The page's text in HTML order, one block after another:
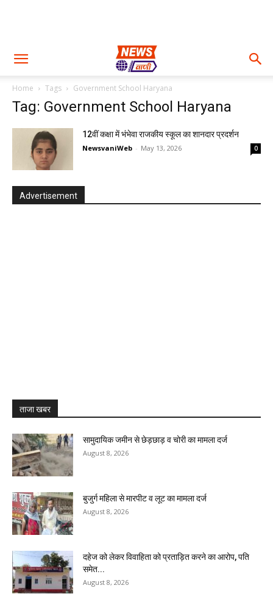
Home Tags Government School Haryana
Tag: Government School Haryana
12वीं कक्षा में भंभेवा राजकीय स्कूल का शानदार प्रदर्शन
NewsvaniWeb - May 13, 2026 0
Advertisement
ताजा खबर
सामुदायिक जमीन से छेड़छाड़ व चोरी का मामला दर्ज
August 8, 2026
बुजुर्ग महिला से मारपीट व लूट का मामला दर्ज
August 8, 2026
दहेज को लेकर विवाहिता को प्रताड़ित करने का आरोप, पति
समेत...
August 8, 2026